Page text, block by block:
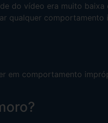
do vídeo era muito
qualquer
em comportamento